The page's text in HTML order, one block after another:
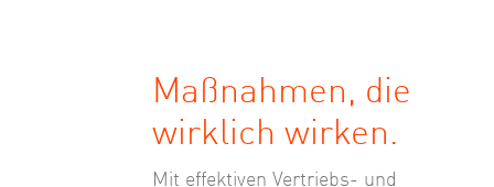
Maßnahmen, die
wirklich wirken.
Mit effektiven Vertriebs- und